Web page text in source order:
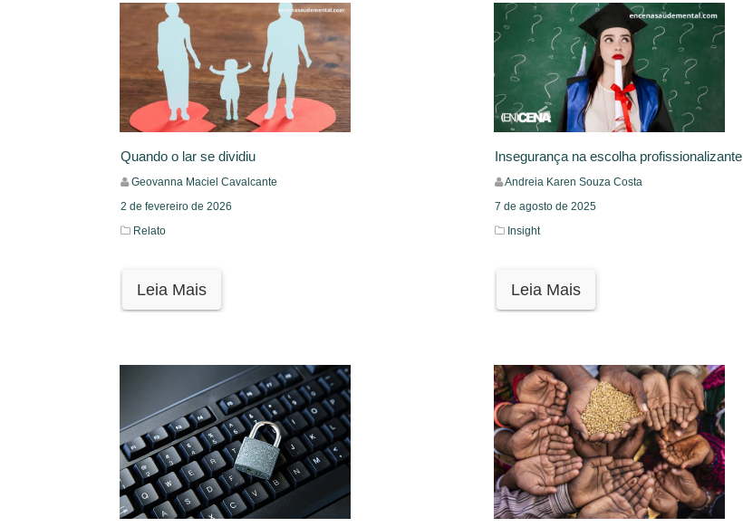
Quando o lar se dividiu
Geovanna Maciel Cavalcante
2 de fevereiro de 2026
Relato
Leia Mais
Insegurança na escolha profissionalizante
Andreia Karen Souza Costa
7 de agosto de 2025
Insight
Leia Mais